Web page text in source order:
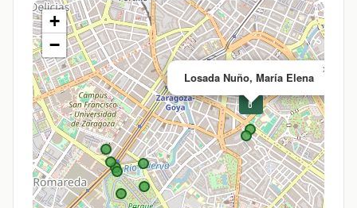
💊
Losada Nuño, María Elena
×
+
−